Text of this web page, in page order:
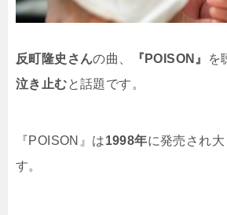
反町隆史さんの曲、 『POISON』 を
泣き止むと話題です。
『POISON』は1998年に発売され
す。